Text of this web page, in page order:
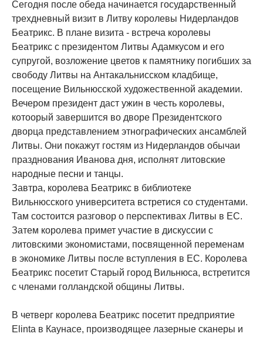
Сегодня после обеда начинается государственный
трехдневный визит в Литву королевы Нидерландов
Беатрикс. В плане визита - встреча королевы
Беатрикс с президентом Литвы Адамкусом и его
супругой, возложение цветов к памятнику погибших за
свободу Литвы на Антакальнисском кладбище,
посещение Вильнюсской художественной академии.
Вечером президент даст ужин в честь королевы,
котоорый завершится во дворе Президентского
дворца представлением этнографических ансамблей
Литвы. Они покажут гостям из Нидерландов обычаи
празднования Иванова дня, исполнят литовские
народные песни и танцы.
Завтра, королева Беатрикс в библиотеке
Вильнюсского университета встретися со студентами.
Там состоится разговор о перспективах Литвы в ЕС.
Затем королева примет участие в дискуссии с
литовскими экономистами, посвященной переменам
в экономике Литвы после вступления в ЕС. Королева
Беатрикс посетит Старый город Вильнюса, встретится
с членами голландской общины Литвы.
В четверг королева Беатрикс посетит предприятие
Elinta в Каунасе, производящее лазерные сканеры и